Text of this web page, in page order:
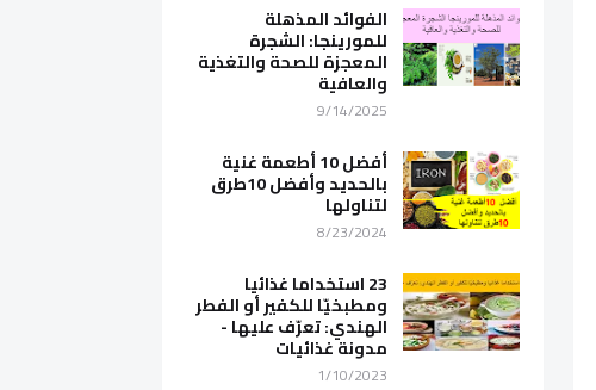
الفوائد المذهلة
للمورينجا: الشجرة
المعجزة للصحة والتغذية
والعافية
9/14/2025
أفضل 10 أطعمة غنية
بالحديد وأفضل 10طرق
لتناولها
8/23/2024
23 استخداما غذائيا
ومطبخيّا للكفير أو الفطر
الهندي: تعرّف عليها -
مدونة غذائيات
1/10/2023